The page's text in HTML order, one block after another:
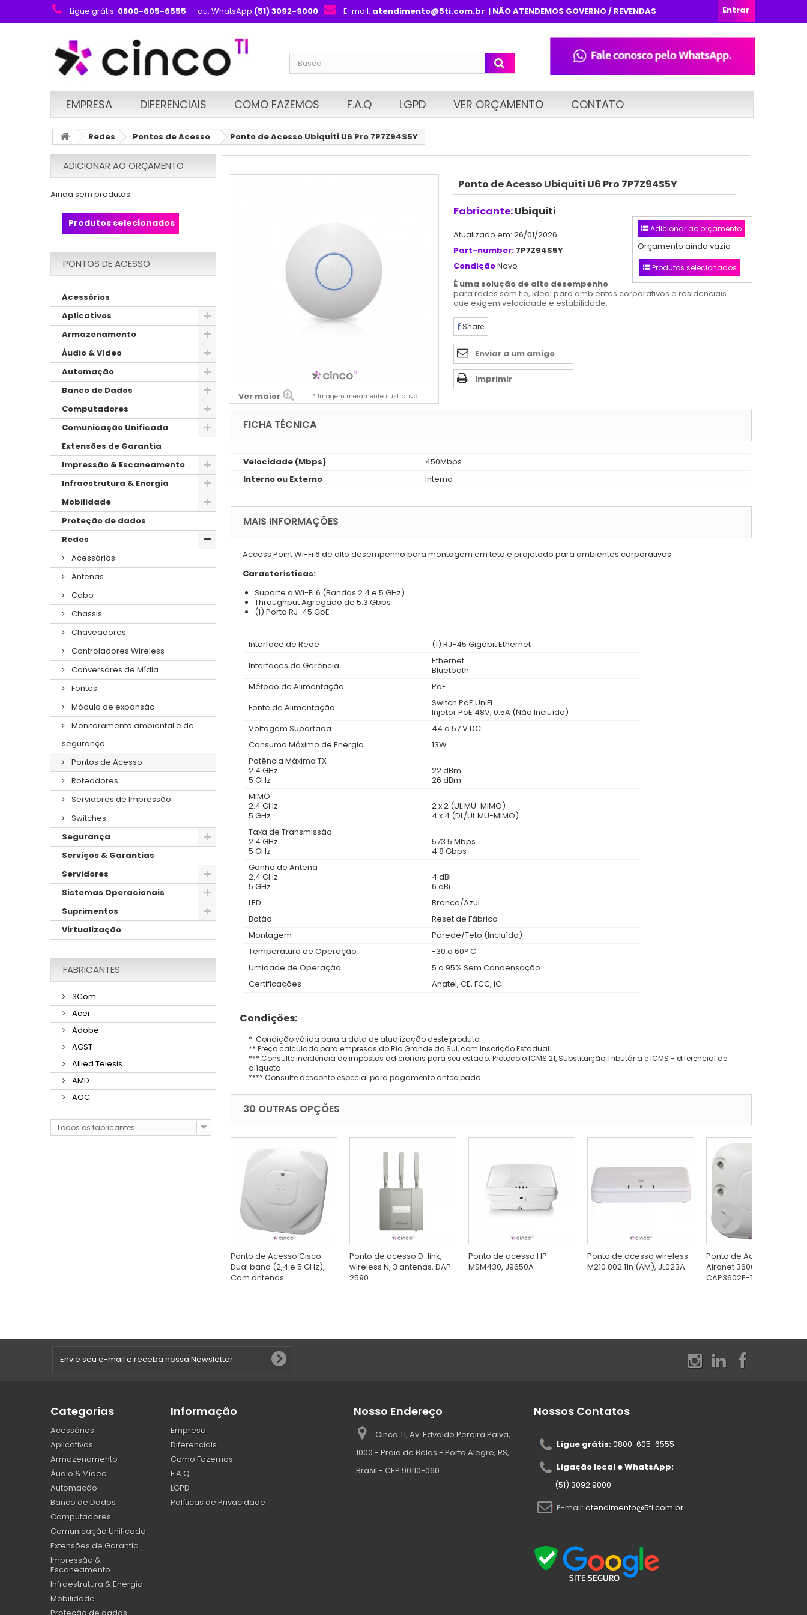
Entrar
Ligue grátis: 0800-605-6555 ou: WhatsApp (51) 3092-9000 E-mail: atendimento@5ti.com.br| NÃO ATENDEMOS GOVERNO / REVENDAS
EMPRESA DIFERENCIAIS COMO FAZEMOS F.A.Q LGPD VER ORÇAMENTO CONTATO
Redes Pontos de Acesso Ponto de Acesso Ubiquiti U6 Pro 7P7Z94S5Y
ADICIONAR AO ORÇAMENTO
Ainda sem produtos.
Produtos selecionados
PONTOS DE ACESSO
Acessórios
Aplicativos
Armazenamento
Áudio & Vídeo
Automação
Banco de Dados
Computadores
Comunicação Unificada
Extensões de Garantia
Impressão & Escaneamento
Infraestrutura & Energia
Mobilidade
Proteção de dados
Redes
Acessórios
Antenas
Cabo
Chassis
Chaveadores
Controladores Wireless
Conversores de Mídia
Fontes
Módulo de expansão
Monitoramento ambiental e de
segurança
Pontos de Acesso
Roteadores
Servidores de Impressão
Switches
Segurança
Serviços & Garantias
Servidores
Sistemas Operacionais
Suprimentos
Virtualização
FABRICANTES
3Com
Acer
Adobe
AGST
Allied Telesis
AMD
AOC
Todos os fabricantes
Ver maior * Imagem meramente ilustrativa
Ponto de Acesso Ubiquiti U6 Pro 7P7Z94S5Y
Fabricante:Ubiquiti
Atualizado em: 26/01/2026
Part-number: 7P7Z94S5Y
CondiçãoNovo
É uma solução de alto desempenho
para redes sem fio, ideal para ambientes corporativos e residenciais
que exigem velocidade e estabilidade.
Share
Enviar a um amigo
Imprimir
Adicionar ao orçamento
Orçamento ainda vazio
Produtos selecionados
FICHA TÉCNICA
Velocidade (Mbps)
450Mbps
Interno ou Externo
Interno
MAIS INFORMAÇÕES
Access Point Wi-Fi 6 de alto desempenho para montagem em teto e projetado para ambientes corporativos.
Características:
Suporte a Wi-Fi 6 (Bandas 2.4 e 5 GHz)
Throughput Agregado de 5.3 Gbps
(1) Porta RJ-45 GbE
Interface de Rede
(1) RJ-45 Gigabit Ethernet
Interfaces de Gerência
Ethernet
Bluetooth
Método de Alimentação
PoE
Fonte de Alimentação
Switch PoE UniFi
Injetor PoE 48V, 0.5A (Não Incluído)
Voltagem Suportada
44 a 57 V DC
Consumo Máximo de Energia
13W
Potência Máxima TX
2.4 GHz
5 GHz
22 dBm
26 dBm
MIMO
2.4 GHz
5 GHz
2 x 2 (UL MU-MIMO)
4 x 4 (DL/UL MU-MIMO)
Taxa de Transmissão
2.4 GHz
5 GHz
573.5 Mbps
4.8 Gbps
Ganho de Antena
2.4 GHz
5 GHz
4 dBi
6 dBi
LED
Branco/Azul
Botão
Reset de Fábrica
Montagem
Parede/Teto (Incluído)
Temperatura de Operação
-30 a 60° C
Umidade de Operação
5 a 95% Sem Condensação
Certificações
Anatel, CE, FCC, IC
Condições:
* Condição válida para a data de atualização deste produto.
** Preço calculado para empresas do Rio Grande do Sul, com Inscrição Estadual.
*** Consulte incidência de impostos adicionais para seu estado: Protocolo ICMS 21, Substituição Tributária e ICMS - diferencial de
alíquota.
**** Consulte desconto especial para pagamento antecipado.
30 OUTRAS OPÇÕES
Ponto de Acesso Cisco
Dual band (2,4 e 5 GHz),
Com antenas...
Ponto de acesso D-link,
wireless N, 3 antenas, DAP-
2590
Ponto de acesso HP
MSM430, J9650A
Ponto de acesso wireless
M210 802.11n (AM), JL023A
Ponto de Acesso Cisco
Aironet 3600 AIR-
CAP3602E-T-K9
Categorias
Acessórios
Aplicativos
Armazenamento
Áudio & Vídeo
Automação
Banco de Dados
Computadores
Comunicação Unificada
Extensões de Garantia
Impressão &
Escaneamento
Infraestrutura & Energia
Mobilidade
Proteção de dados
Informação
Empresa
Diferenciais
Como Fazemos
F.A.Q
LGPD
Políticas de Privacidade
Nosso Endereço
Cinco TI, Av. Edvaldo Pereira Paiva,
1000 - Praia de Belas - Porto Alegre, RS,
Brasil - CEP 90110-060
Nossos Contatos
Ligue grátis:0800-605-6555
Ligação local e WhatsApp:
(51) 3092.9000
E-mail: atendimento@5ti.com.br